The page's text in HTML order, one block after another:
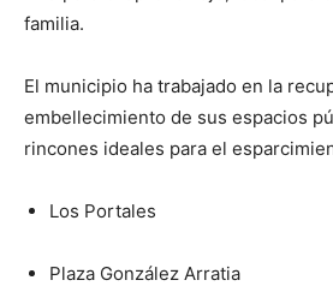
familia.
El municipio ha trabajado en la
embellecimiento de sus espacios
rincones ideales para el
Los Portales
Plaza González Arratia